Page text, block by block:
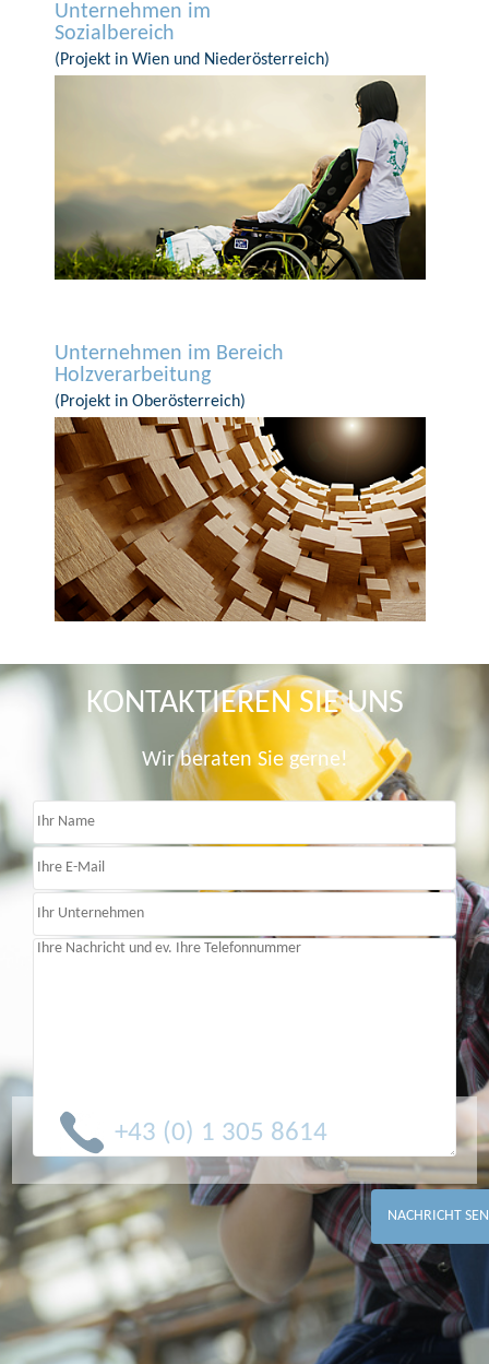
Unternehmen im
Sozialbereich
(Projekt in Wien und Niederösterreich)
Unternehmen im Bereich
Holzverarbeitung
(Projekt in Oberösterreich)
KONTAKTIEREN SIE UNS
Wir beraten Sie gerne!
+43 (0) 1 305 8614